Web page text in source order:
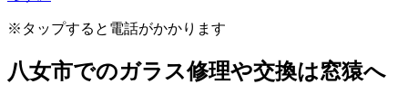
※タップすると電話がかかります
八女市でのガラス修理や交換は窓猿へ